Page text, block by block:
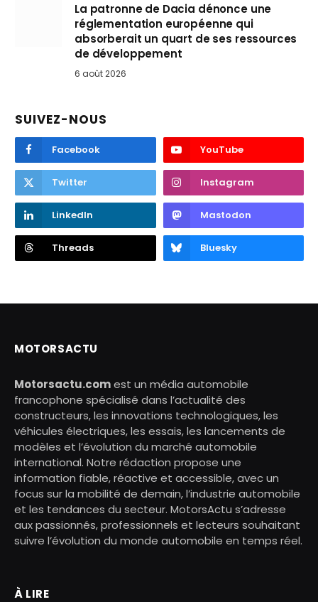
La patronne de Dacia dénonce une
réglementation européenne qui
absorberait un quart de ses ressources
de développement
6 août 2026
SUIVEZ-NOUS
Facebook YouTube
Twitter Instagram
LinkedIn Mastodon
Threads Bluesky
MOTORSACTU
Motorsactu.comest un média automobile
francophone spécialisé dans l’actualité des
constructeurs, les innovations technologiques, les
véhicules électriques, les essais, les lancements de
modèles et l’évolution du marché automobile
international. Notre rédaction propose une
information fiable, réactive et accessible, avec un
focus sur la mobilité de demain, l’industrie automobile
et les tendances du secteur. MotorsActu s’adresse
aux passionnés, professionnels et lecteurs souhaitant
suivre l’évolution du monde automobile en temps réel.
À LIRE